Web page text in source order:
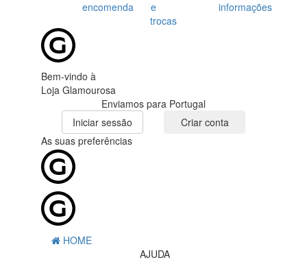
encomenda
e
trocas
informações
Bem-vindo à
Loja Glamourosa
Enviamos para Portugal
Iniciar sessão
Criar conta
As suas preferências
HOME
AJUDA